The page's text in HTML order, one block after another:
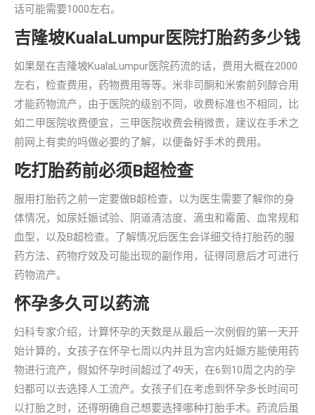
话可能需要1000左右。
吉隆坡KualaLumpur医院打胎药多少钱
如果是在吉隆坡KualaLumpur医院药流的话，费用大概在2000
左右，检查费用，药物费用等等。米非司酮和米索前列醇合用
才能药物流产，由于医院的级别不同，收费标准也不相同，比
如二甲医院收费便宜，三甲医院收费会稍微贵，建议在手术之
前网上有卖的吗做必要的了解，以便备好手术的费用。
吃打胎药前必须B超检查
服用打胎药之前一定要做B超检查，以为医生需要了解你的身
体情况，如尿妊娠试验、阴道清洁度、滴虫和霉菌、血常规和
血型，以及B超检查。了解情况后医生会详细交待打胎药的服
药方法、药物疗效及可能出现的副作用，征得同意后才可进行
药物流产。
怀孕多久可以药流
妇科专家介绍，计算怀孕的天数是从最后一次例假的第一天开
始计算的，女孩子在怀孕七周以内并且为宫内妊娠方能使用药
物进行流产，假如怀孕时间超过了49天，在6到10周之内的孕
妇都可以去选择人工流产。女孩子们在考虑到怀孕多长时间可
以打胎之时，还得明确自己想要选择哪种打胎手术。药流后虽